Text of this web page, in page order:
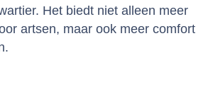
Het biedt niet alleen meer
artsen, maar ook meer comfort
Nieuwe gemotoriseerde C-boog